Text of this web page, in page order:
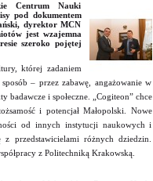
Centrum Nauki
pod dokumentem
dyrektor MCN
jest wzajemna
szeroko pojętej
której zadaniem
– przez zabawę, angażowanie w
badawcze i społeczne. „Cogiteon” chce
i potencjał Małopolski. Nowe
od innych instytucji naukowych i
przedstawicielami różnych dziedzin.
z Politechniką Krakowską.